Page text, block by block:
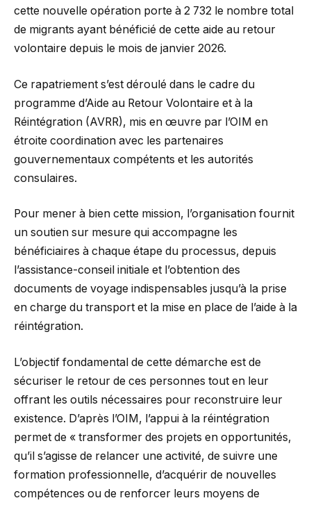
cette nouvelle opération porte à 2 732 le nombre total
de migrants ayant bénéficié de cette aide au retour
volontaire depuis le mois de janvier 2026.
Ce rapatriement s’est déroulé dans le cadre du
programme d’Aide au Retour Volontaire et à la
Réintégration (AVRR), mis en œuvre par l’OIM en
étroite coordination avec les partenaires
gouvernementaux compétents et les autorités
consulaires.
Pour mener à bien cette mission, l’organisation fournit
un soutien sur mesure qui accompagne les
bénéficiaires à chaque étape du processus, depuis
l’assistance-conseil initiale et l’obtention des
documents de voyage indispensables jusqu’à la prise
en charge du transport et la mise en place de l’aide à la
réintégration.
L’objectif fondamental de cette démarche est de
sécuriser le retour de ces personnes tout en leur
offrant les outils nécessaires pour reconstruire leur
existence. D’après l’OIM, l’appui à la réintégration
permet de « transformer des projets en opportunités,
qu’il s’agisse de relancer une activité, de suivre une
formation professionnelle, d’acquérir de nouvelles
compétences ou de renforcer leurs moyens de